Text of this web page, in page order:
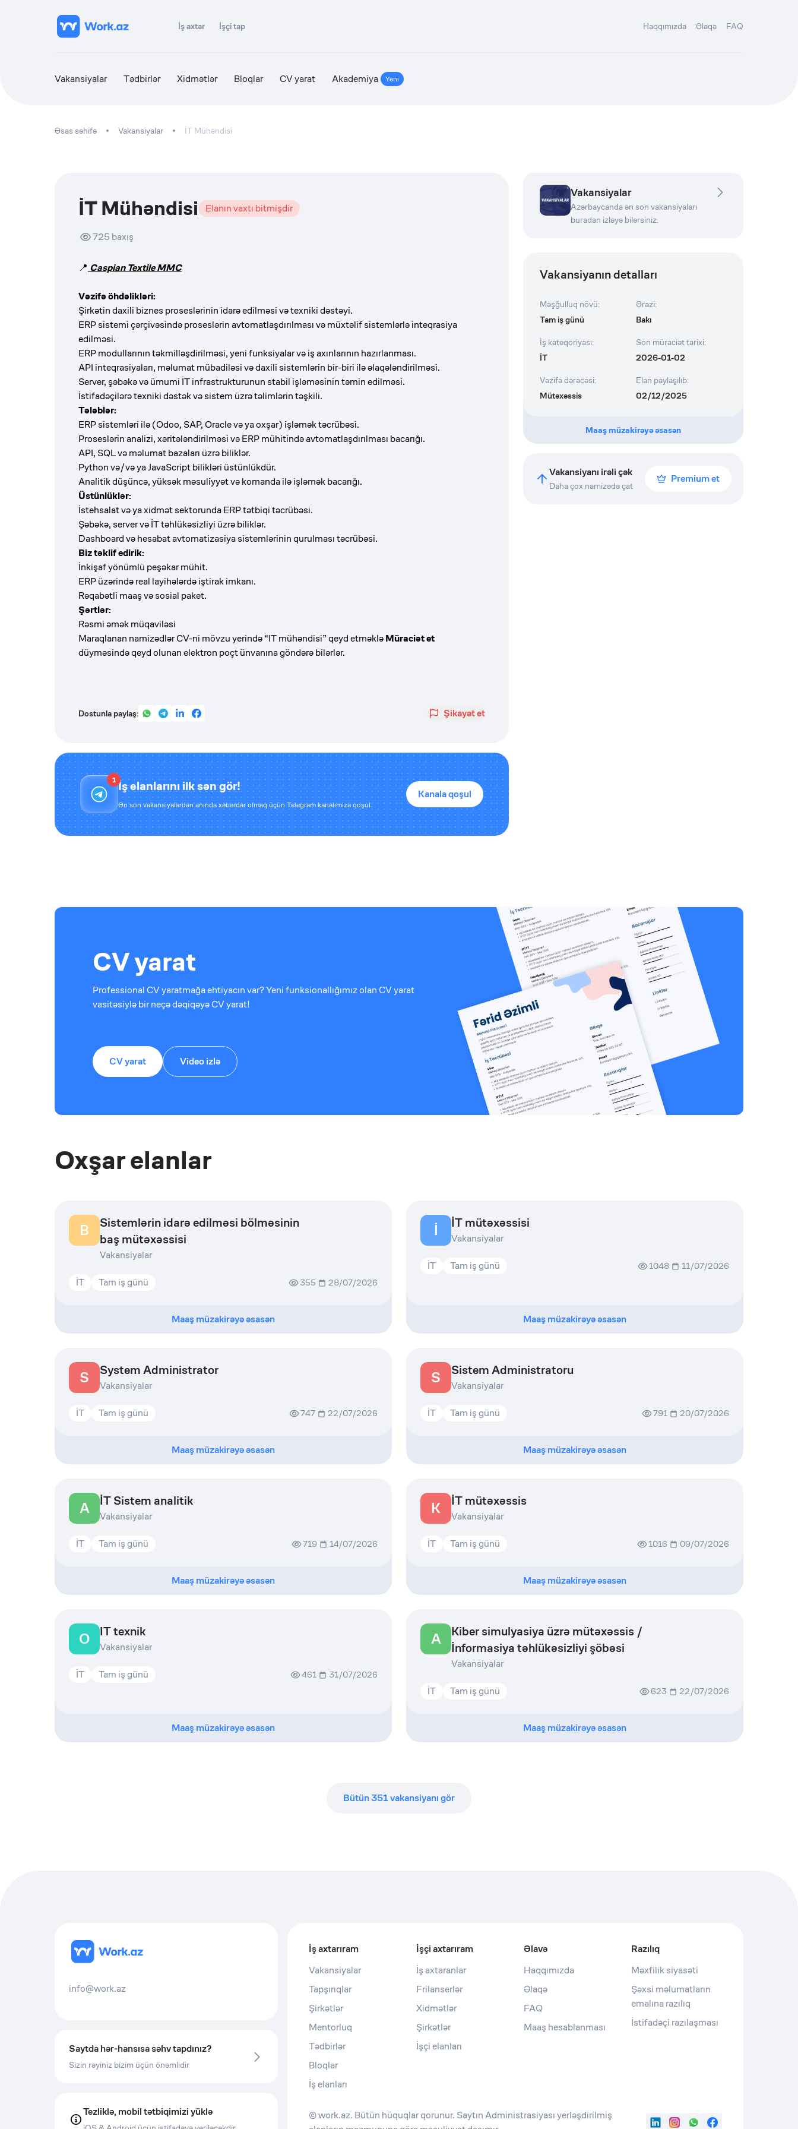
İş axtar İşçi tap Haqqımızda Əlaqə FAQ
Vakansiyalar Tədbirlər Xidmətlər Bloqlar CV yarat Akademiya Yeni
Əsas səhifə Vakansiyalar İT Mühəndisi
İT Mühəndisi Elanın vaxtı bitmişdir
725 baxış
📍 Caspian Textile MMC
Vəzifə öhdəlikləri:
Şirkətin daxili biznes proseslərinin idarə edilməsi və texniki dəstəyi.
ERP sistemi çərçivəsində proseslərin avtomatlaşdırılması və müxtəlif sistemlərlə inteqrasiya
edilməsi.
ERP modullarının təkmilləşdirilməsi, yeni funksiyalar və iş axınlarının hazırlanması.
API inteqrasiyaları, məlumat mübadiləsi və daxili sistemlərin bir-biri ilə əlaqələndirilməsi.
Server, şəbəkə və ümumi İT infrastrukturunun stabil işləməsinin təmin edilməsi.
İstifadəçilərə texniki dəstək və sistem üzrə təlimlərin təşkili.
Tələblər:
ERP sistemləri ilə (Odoo, SAP, Oracle və ya oxşar) işləmək təcrübəsi.
Proseslərin analizi, xəritələndirilməsi və ERP mühitində avtomatlaşdırılması bacarığı.
API, SQL və məlumat bazaları üzrə biliklər.
Python və/və ya JavaScript bilikləri üstünlükdür.
Analitik düşüncə, yüksək məsuliyyət və komanda ilə işləmək bacarığı.
Üstünlüklər:
İstehsalat və ya xidmət sektorunda ERP tətbiqi təcrübəsi.
Şəbəkə, server və İT təhlükəsizliyi üzrə biliklər.
Dashboard və hesabat avtomatizasiya sistemlərinin qurulması təcrübəsi.
Biz təklif edirik:
İnkişaf yönümlü peşəkar mühit.
ERP üzərində real layihələrdə iştirak imkanı.
Rəqabətli maaş və sosial paket.
Şərtlər:
Rəsmi əmək müqaviləsi
Maraqlanan namizədlər CV-ni mövzu yerində “IT mühəndisi” qeyd etməkləMüraciət et
düyməsində qeyd olunan elektron poçt ünvanına göndərə bilərlər.
Dostunla paylaş: Şikayət et
1 İş elanlarını ilk sən gör!
Ən son vakansiyalardan anında xəbərdar olmaq üçün Telegram kanalımıza qoşul.
Kanala qoşul
Vakansiyalar
Azərbaycanda ən son vakansiyaları
buradan izləyə bilərsiniz.
Vakansiyanın detalları
Məşğulluq növü:
Tam iş günü
Ərazi:
Bakı
İş kateqoriyası:
İT
Son müraciət tarixi:
2026-01-02
Vəzifə dərəcəsi:
Mütəxəssis
Elan paylaşılıb:
02/12/2025
Maaş müzakirəyə əsasən
Vakansiyanı irəli çək
Daha çox namizədə çat
Premium et
CV yarat
Professional CV yaratmağa ehtiyacın var? Yeni funksionallığımız olan CV yarat
vasitəsiylə bir neçə dəqiqəyə CV yarat!
CV yarat Video izlə
Oxşar elanlar
B
Sistemlərin idarə edilməsi bölməsinin
baş mütəxəssisi
Vakansiyalar
İT Tam iş günü 355 28/07/2026
Maaş müzakirəyə əsasən
İ İT mütəxəssisi
Vakansiyalar
İT Tam iş günü 1048 11/07/2026
Maaş müzakirəyə əsasən
S System Administrator
Vakansiyalar
İT Tam iş günü 747 22/07/2026
Maaş müzakirəyə əsasən
S Sistem Administratoru
Vakansiyalar
İT Tam iş günü 791 20/07/2026
Maaş müzakirəyə əsasən
A İT Sistem analitik
Vakansiyalar
İT Tam iş günü 719 14/07/2026
Maaş müzakirəyə əsasən
K İT mütəxəssis
Vakansiyalar
İT Tam iş günü 1016 09/07/2026
Maaş müzakirəyə əsasən
O IT texnik
Vakansiyalar
İT Tam iş günü 461 31/07/2026
Maaş müzakirəyə əsasən
A
Kiber simulyasiya üzrə mütəxəssis /
İnformasiya təhlükəsizliyi şöbəsi
Vakansiyalar
İT Tam iş günü 623 22/07/2026
Maaş müzakirəyə əsasən
Bütün351vakansiyanı gör
info@work.az
Saytda hər-hansısa səhv tapdınız?
Sizin rəyiniz bizim üçün önəmlidir
Tezliklə, mobil tətbiqimizi yüklə
İş axtarıram
Vakansiyalar
Tapşırıqlar
Şirkətlər
Mentorluq
Tədbirlər
Bloqlar
İş elanları
İşçi axtarıram
İş axtaranlar
Frilanserlər
Xidmətlər
Şirkətlər
İşçi elanları
Əlavə
Haqqımızda
Əlaqə
FAQ
Maaş hesablanması
Razılıq
Məxfilik siyasəti
Şəxsi məlumatların
emalına razılıq
İstifadəçi razılaşması
© work.az. Bütün hüquqlar qorunur. Saytın Administrasiyası yerləşdirilmiş